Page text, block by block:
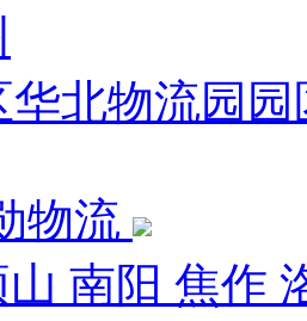
华北物流园
物流
南阳 焦作